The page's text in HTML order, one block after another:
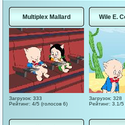
Multiplex Mallard
Загрузок: 333
Рейтинг: 4/5 (голосов 6)
Wile E.
Загрузок: 328
Рейтинг: 3.1/5